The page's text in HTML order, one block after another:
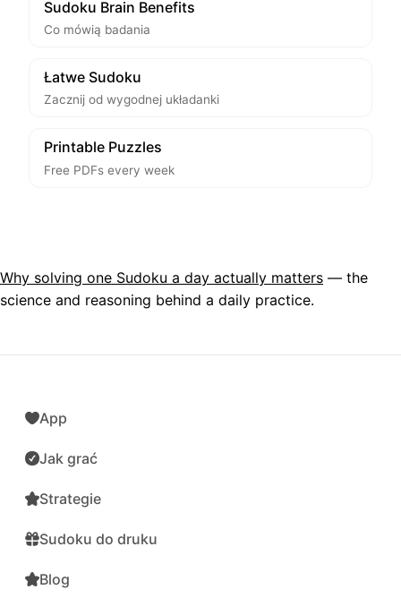
Sudoku Brain Benefits
Co mówią badania
Łatwe Sudoku
Zacznij od wygodnej układanki
Printable Puzzles
Free PDFs every week
Why solving one Sudoku a day actually matters — the
science and reasoning behind a daily practice.
App
Jak grać
Strategie
Sudoku do druku
Blog